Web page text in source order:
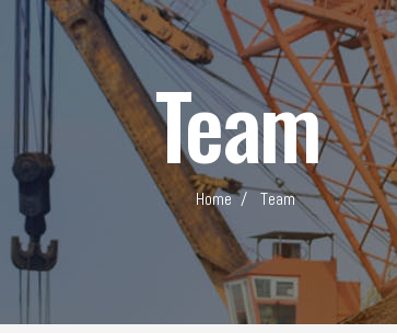
Team
Home/ Team